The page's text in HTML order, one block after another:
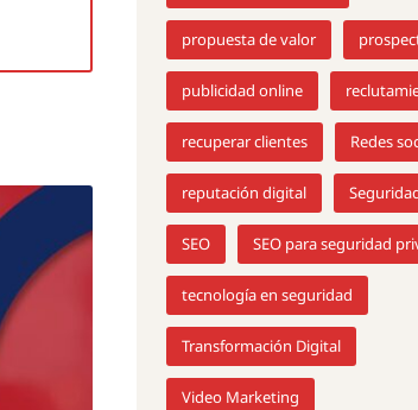
propuesta de valor
publicidad online
recuperar clientes Redes
reputación digital
SEO SEO para seguridad
tecnología en seguridad
Transformación Digital
Video Marketing